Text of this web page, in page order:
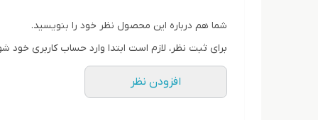
شما هم درباره این محصول نظر خود را بنویسید.
برای ثبت نظر، لازم است ابتدا وارد حساب کاربری خود
افزودن نظر